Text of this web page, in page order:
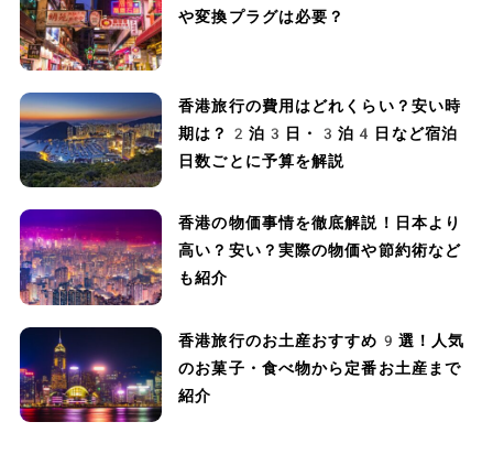
や変換プラグは必要？
香港旅行の費用はどれくらい？安い時
期は？2泊3日・3泊4日など宿泊
日数ごとに予算を解説
香港の物価事情を徹底解説！日本より
高い？安い？実際の物価や節約術など
も紹介
香港旅行のお土産おすすめ9選！人気
のお菓子・食べ物から定番お土産まで
紹介